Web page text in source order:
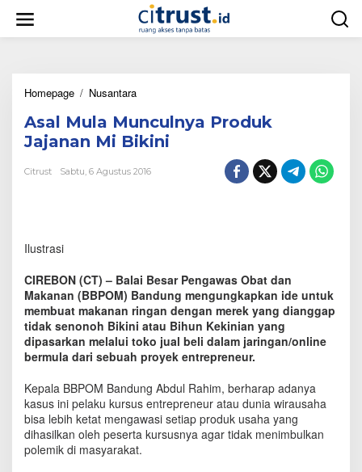
w
Homepage / Nusantara
a
l
M
u
l
l
n
y
a
P
o
d
u
k
J
a
j
Asal Mula Munculnya Produk
Jajanan Mi Bikini
Citrust Sabtu, 6 Agustus 2016
Ilustrasi
CIREBON (CT) – Balai Besar Pengawas Obat dan
Makanan (BBPOM) Bandung mengungkapkan ide untuk
membuat makanan ringan dengan merek yang dianggap
tidak senonoh Bikini atau Bihun Kekinian yang
dipasarkan melalui toko jual beli dalam jaringan/online
bermula dari sebuah proyek entrepreneur.
Kepala BBPOM Bandung Abdul Rahim, berharap adanya
kasus ini pelaku kursus entrepreneur atau dunia wirausaha
bisa lebih ketat mengawasi setiap produk usaha yang
dihasilkan oleh peserta kursusnya agar tidak menimbulkan
polemik di masyarakat.